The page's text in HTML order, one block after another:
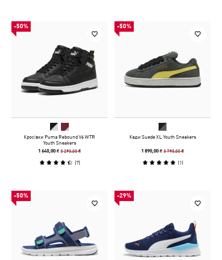
-50%
Кросівки Puma Rebound V6 WTR
Youth Sneakers
1 640,00 ₴3 290,00 ₴
(7)
-50%
Кеди Suede XL Youth Sneakers
1 890,00 ₴3 790,00 ₴
(1)
-50% -29%